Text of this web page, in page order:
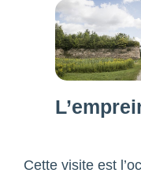
Cette visite est